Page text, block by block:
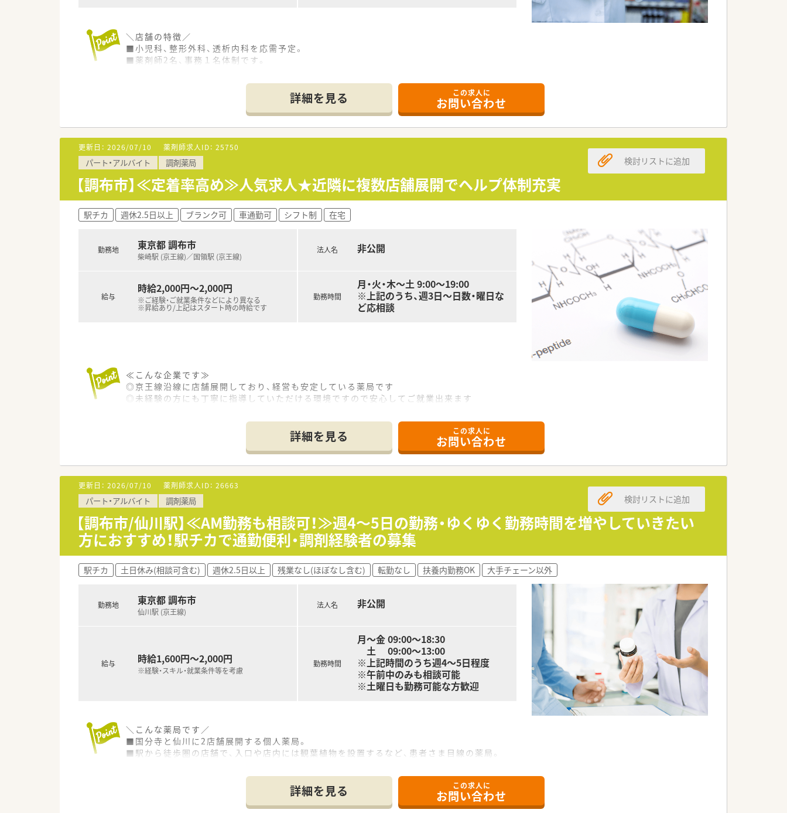
＼店舗の特徴／
■小児科、整形外科、透析内科を応需予定。
■薬剤師2名、事務１名体制です。
■IT・臨床検査・農業事業など約50社もの企業から成り立っている大手企業のため、安定性は抜群です。
■ピラミッド型の組織ではなく、役職関係なくフラットに意見交換が出来る組織運営を行っているので
トップダウンではなくみんなで考え・みんなで行動する方針なので遣り甲斐をもって働く事が可能です。
■高待遇・働きやすさでリーディングカンパニーを目指しているため、
過剰な設備投資や立派な本社等はなくそんなお金は皆に分配するという思いがあるます。
詳細を見る この求人に
お問い合わせ
更新日： 2026/07/10 薬剤師求人ID： 25750
パート・アルバイト 調剤薬局
【調布市】≪定着率高め≫人気求人★近隣に複数店舗展開でヘルプ体制充実
検討リストに追加
駅チカ 週休2.5日以上 ブランク可 車通勤可 シフト制 在宅
勤務地 東京都 調布市
柴崎駅 (京王線)／国領駅 (京王線)
給与
時給2,000円～2,000円
※ご経験・ご就業条件などにより異なる
※昇給あり/上記はスタート時の時給です
法人名 非公開
勤務時間
月・火・木～土 9:00～19:00
※上記のうち、週3日～日数・曜日な
ど応相談
≪こんな企業です≫
◎京王線沿線に店舗展開しており、経営も安定している薬局です
◎未経験の方にも丁寧に指導していただける環境ですので安心してご就業出来ます
詳細を見る この求人に
お問い合わせ
更新日： 2026/07/10 薬剤師求人ID： 26663
パート・アルバイト 調剤薬局
【調布市/仙川駅】≪AM勤務も相談可！≫週4～5日の勤務・ゆくゆく勤務時間を増やしていきたい
方におすすめ！駅チカで通勤便利・調剤経験者の募集
検討リストに追加
駅チカ 土日休み(相談可含む) 週休2.5日以上 残業なし(ほぼなし含む) 転勤なし 扶養内勤務OK 大手チェーン以外
勤務地 東京都 調布市
仙川駅 (京王線)
給与 時給1,600円～2,000円
※経験・スキル・就業条件等を考慮
法人名 非公開
勤務時間
月～金 09:00～18:30
土 09:00～13:00
※上記時間のうち週4～5日程度
※午前中のみも相談可能
※土曜日も勤務可能な方歓迎
＼こんな薬局です／
■国分寺と仙川に2店舗展開する個人薬局。
■駅から徒歩圏の店舗で、入口や店内には観葉植物を設置するなど、患者さま目線の薬局。
詳細を見る この求人に
お問い合わせ